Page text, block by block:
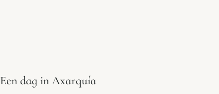
Een dag in Axarquía